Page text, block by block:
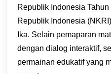
Republik Indonesia
Republik Indonesia
Ika. Selain pemaparan
dengan dialog interaktif,
permainan edukatif yang